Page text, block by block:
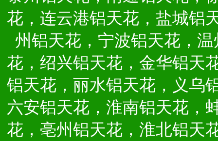
花，连云港铝天花，盐城铝
州铝天花，宁波铝天花，
花，绍兴铝天花，金华铝天
铝天花，丽水铝天花，义乌
六安铝天花，淮南铝天花，
花，亳州铝天花，淮北铝天